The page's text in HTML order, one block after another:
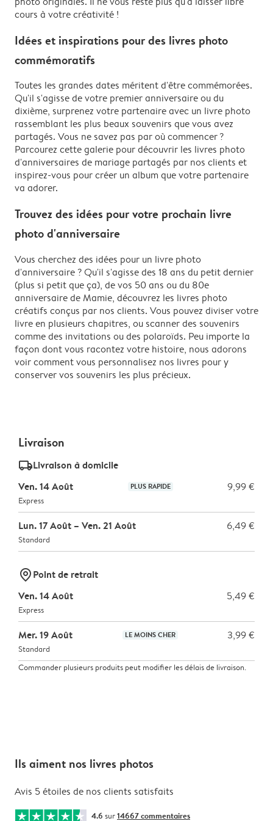
cours à votre créativité !
Idées et inspirations pour des livres photo
commémoratifs
Toutes les grandes dates méritent d'être commémorées.
Qu'il s'agisse de votre premier anniversaire ou du
dixième, surprenez votre partenaire avec un livre photo
rassemblant les plus beaux souvenirs que vous avez
partagés. Vous ne savez pas par où commencer ?
Parcourez cette galerie pour découvrir les livres photo
d'anniversaires de mariage partagés par nos clients et
inspirez-vous pour créer un album que votre partenaire
va adorer.
Trouvez des idées pour votre prochain livre
photo d'anniversaire
Vous cherchez des idées pour un livre photo
d'anniversaire ? Qu'il s'agisse des 18 ans du petit dernier
(plus si petit que ça), de vos 50 ans ou du 80e
anniversaire de Mamie, découvrez les livres photo
créatifs conçus par nos clients. Vous pouvez diviser votre
livre en plusieurs chapitres, ou scanner des souvenirs
comme des invitations ou des polaroïds. Peu importe la
façon dont vous racontez votre histoire, nous adorons
voir comment vous personnalisez nos livres pour y
conserver vos souvenirs les plus précieux.
Livraison
delivery_standard_v2Livraison à domicile
Ven. 14 Août
PLUS RAPIDE 9,99 €
Express
Lun. 17 Août – Ven. 21 Août 6,49 €
Standard
marker-pinPoint de retrait
Ven. 14 Août
5,49 €
Express
Mer. 19 Août LE MOINS CHER 3,99 €
Standard
Commander plusieurs produits peut modifier les délais de livraison.
Ils aiment nos livres photos
Avis 5 étoiles de nos clients satisfaits
4.6 sur14667 commentaires